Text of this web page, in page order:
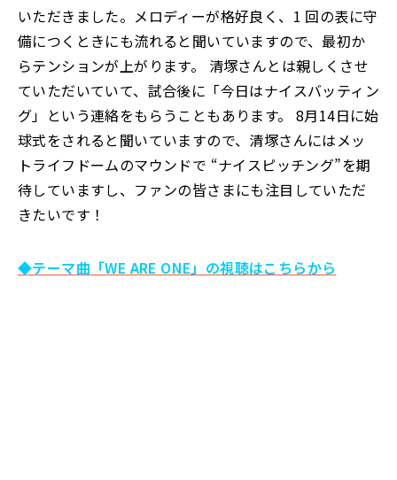
いただきました。メロディーが格好良く、1 回の表に守
備につくときにも流れると聞いていますので、最初か
らテンションが上がります。 清塚さんとは親しくさせ
ていただいていて、試合後に「今日はナイスバッティン
グ」という連絡をもらうこともあります。 8月14日に始
球式をされると聞いていますので、清塚さんにはメッ
トライフドームのマウンドで “ナイスピッチング”を期
待していますし、ファンの皆さまにも注目していただ
きたいです！
◆テーマ曲「WE ARE ONE」の視聴はこちらから